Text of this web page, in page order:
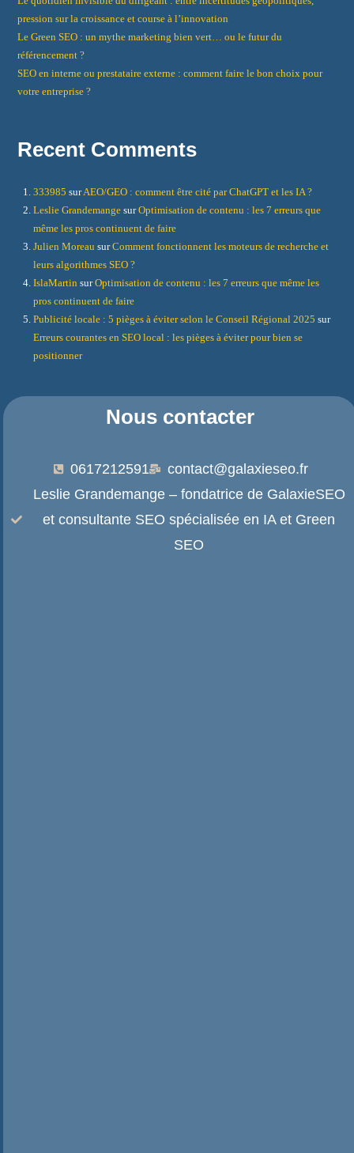
pression sur la croissance et course à l’innovation
Le Green SEO : un mythe marketing bien vert… ou le futur du
référencement ?
SEO en interne ou prestataire externe : comment faire le bon choix pour
votre entreprise ?
Recent Comments
333985 surAEO/GEO : comment être cité par ChatGPT et les IA ?
Leslie Grandemange surOptimisation de contenu : les 7 erreurs que
même les pros continuent de faire
Julien Moreau surComment fonctionnent les moteurs de recherche et
leurs algorithmes SEO ?
IslaMartin surOptimisation de contenu : les 7 erreurs que même les
pros continuent de faire
Publicité locale : 5 pièges à éviter selon le Conseil Régional 2025 sur
Erreurs courantes en SEO local : les pièges à éviter pour bien se
positionner
Nous contacter
0617212591
contact@galaxieseo.fr
Leslie Grandemange – fondatrice de GalaxieSEO
et consultante SEO spécialisée en IA et Green
SEO